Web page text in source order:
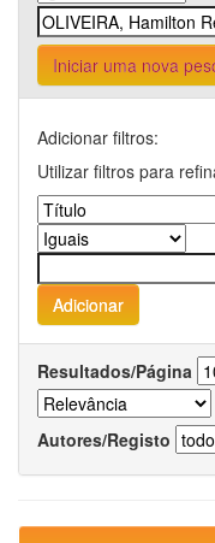
Iniciar uma nova
Adicionar filtros:
Utilizar filtros para
Resultados/Página
Autores/Registo